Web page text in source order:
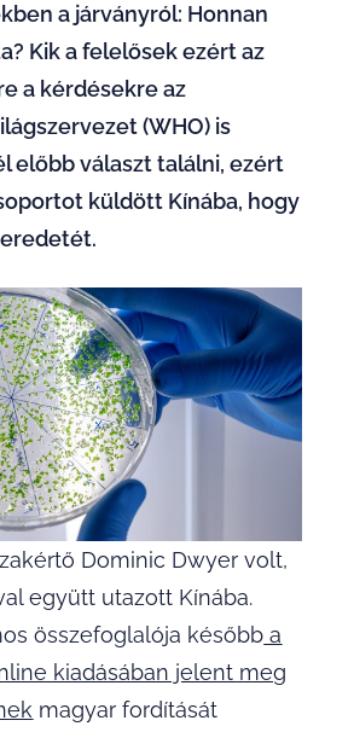
a járványról: Honnan
Kik a felelősek ezért az
a kérdésekre az
(WHO) is
előbb választ találni, ezért
küldött Kínába, hogy
Dominic Dwyer volt,
együtt utazott Kínába.
összefoglalója később a
kiadásában jelent meg
magyar fordítását